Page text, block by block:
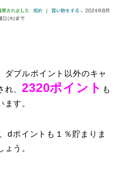
ダブルポイント以外のキャ
れ、2320ポイント も
す。
dポイントも１％貯まりま
う。